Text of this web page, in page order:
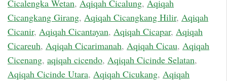
Cicalengka Wetan, Aqiqah Cicalung, Aqiqah
Cicangkang Girang, Aqiqah Cicangkang Hilir, Aqiqah
Cicanir, Aqiqah Cicantayan, Aqiqah Cicapar, Aqiqah
Cicareuh, Aqiqah Cicarimanah, Aqiqah Cicau, Aqiqah
Cicenang, aqiqah cicendo, Aqiqah Cicinde Selatan,
Aqiqah Cicinde Utara, Aqiqah Cicukang, Aqiqah